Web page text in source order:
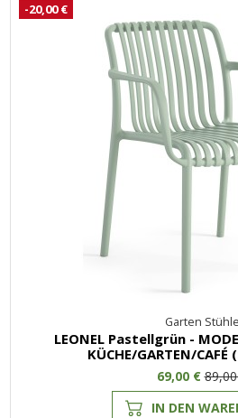
-20,00 €
Garten Stühle
LEONEL Pastellgrün -
KÜCHE/GARTEN/CAFÉ
69,00 €
IN DEN